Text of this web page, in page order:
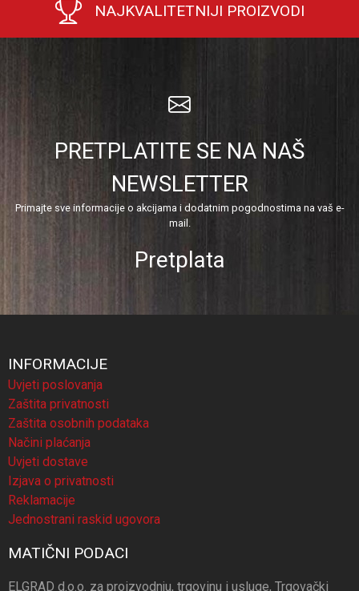
NAJKVALITETNIJI PROIZVODI
PRETPLATITE SE NA NAŠ
NEWSLETTER
Primajte sve informacije o akcijama i dodatnim pogodnostima na vaš e-
mail.
Pretplata
INFORMACIJE
Uvjeti poslovanja
Zaštita privatnosti
Zaštita osobnih podataka
Načini plaćanja
Uvjeti dostave
Izjava o privatnosti
Reklamacije
Jednostrani raskid ugovora
MATIČNI PODACI
ELGRAD d.o.o. za proizvodnju, trgovinu i usluge, Trgovački